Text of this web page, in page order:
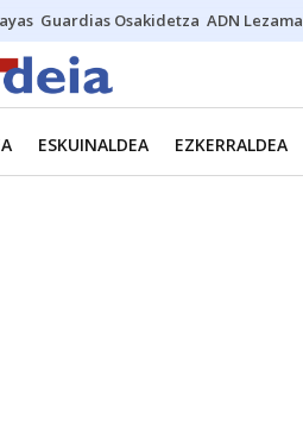
Guardias Osakidetza ADN Lezama
ESKUINALDEA EZKERRALDEA